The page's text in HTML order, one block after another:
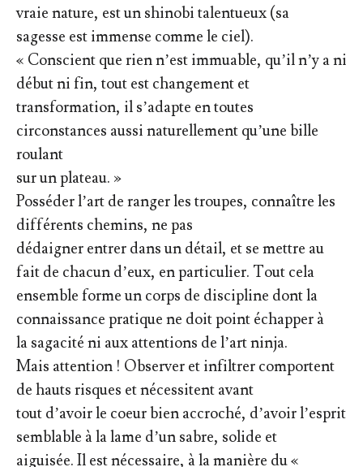
vraie nature, est un shinobi talentueux (sa
sagesse est immense comme le ciel).
« Conscient que rien n’est immuable, qu’il n’y a ni
début ni fin, tout est changement et
transformation, il s’adapte en toutes
circonstances aussi naturellement qu’une bille
roulant
sur un plateau. »
Posséder l’art de ranger les troupes, connaître les
différents chemins, ne pas
dédaigner entrer dans un détail, et se mettre au
fait de chacun d’eux, en particulier. Tout cela
ensemble forme un corps de discipline dont la
connaissance pratique ne doit point échapper à
la sagacité ni aux attentions de l’art ninja.
Mais attention ! Observer et infiltrer comportent
de hauts risques et nécessitent avant
tout d’avoir le coeur bien accroché, d’avoir l’esprit
semblable à la lame d’un sabre, solide et
aiguisée. Il est nécessaire, à la manière du «